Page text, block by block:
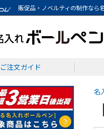
販促品・ノベルティの制作なら
ご注文ガイド
名